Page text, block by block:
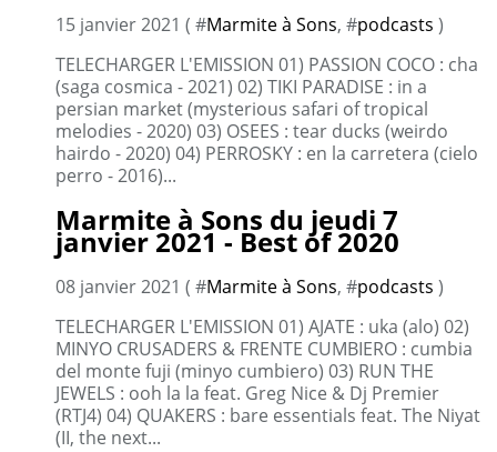
15 janvier 2021 ( #Marmite à Sons, #podcasts )
TELECHARGER L'EMISSION 01) PASSION COCO : cha
(saga cosmica - 2021) 02) TIKI PARADISE : in a
persian market (mysterious safari of tropical
melodies - 2020) 03) OSEES : tear ducks (weirdo
hairdo - 2020) 04) PERROSKY : en la carretera (cielo
perro - 2016)...
Marmite à Sons du jeudi 7
janvier 2021 - Best of 2020
08 janvier 2021 ( #Marmite à Sons, #podcasts )
TELECHARGER L'EMISSION 01) AJATE : uka (alo) 02)
MINYO CRUSADERS & FRENTE CUMBIERO : cumbia
del monte fuji (minyo cumbiero) 03) RUN THE
JEWELS : ooh la la feat. Greg Nice & Dj Premier
(RTJ4) 04) QUAKERS : bare essentials feat. The Niyat
(II, the next...